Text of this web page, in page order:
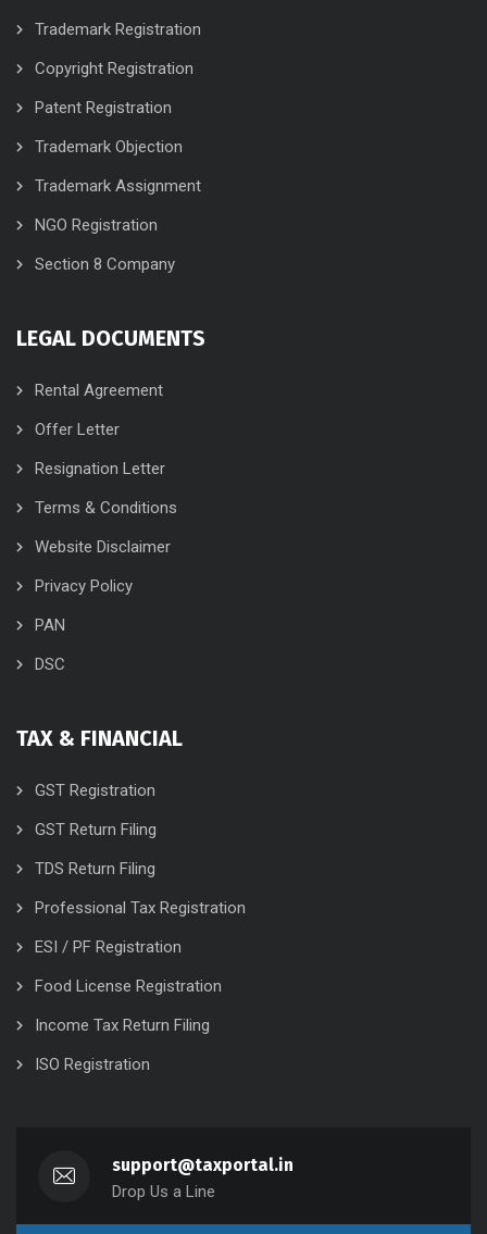
Trademark Registration
Copyright Registration
Patent Registration
Trademark Objection
Trademark Assignment
NGO Registration
Section 8 Company
LEGAL DOCUMENTS
Rental Agreement
Offer Letter
Resignation Letter
Terms & Conditions
Website Disclaimer
Privacy Policy
PAN
DSC
TAX & FINANCIAL
GST Registration
GST Return Filing
TDS Return Filing
Professional Tax Registration
ESI / PF Registration
Food License Registration
Income Tax Return Filing
ISO Registration
support@taxportal.in
Drop Us a Line